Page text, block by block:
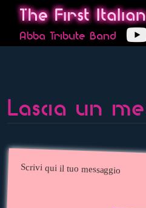
The First
Abba Tribute Band
Lascia un
Scrivi qui il tuo messaggio